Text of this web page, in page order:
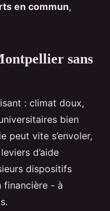
en commun,
sans
: climat doux,
bien
peut vite s’envoler,
d’aide
dispositifs
financière - à